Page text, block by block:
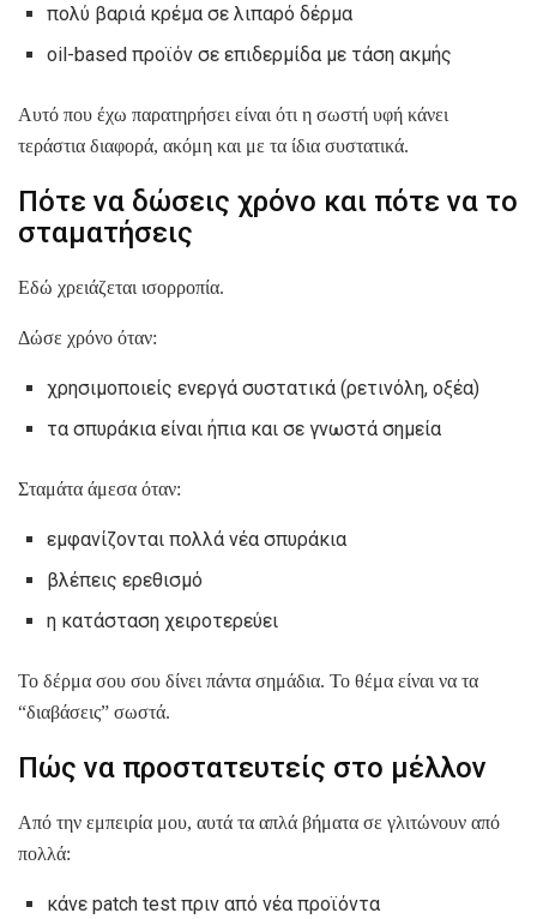
πολύ βαριά κρέμα σε λιπαρό δέρμα
oil-based προϊόν σε επιδερμίδα με τάση ακμής
Αυτό που έχω παρατηρήσει είναι ότι η σωστή υφή κάνει
τεράστια διαφορά, ακόμη και με τα ίδια συστατικά.
Πότε να δώσεις χρόνο και πότε να το
σταματήσεις
Εδώ χρειάζεται ισορροπία.
Δώσε χρόνο όταν:
χρησιμοποιείς ενεργά συστατικά (ρετινόλη, οξέα)
τα σπυράκια είναι ήπια και σε γνωστά σημεία
Σταμάτα άμεσα όταν:
εμφανίζονται πολλά νέα σπυράκια
βλέπεις ερεθισμό
η κατάσταση χειροτερεύει
Το δέρμα σου σου δίνει πάντα σημάδια. Το θέμα είναι να τα
“διαβάσεις” σωστά.
Πώς να προστατευτείς στο μέλλον
Από την εμπειρία μου, αυτά τα απλά βήματα σε γλιτώνουν από
πολλά:
κάνε patch test πριν από νέα προϊόντα